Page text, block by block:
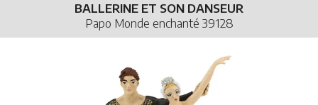
BALLERINE ET SON DANSEUR
Papo Monde enchanté 39128